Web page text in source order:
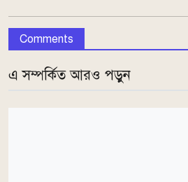
Comments
এ সম্পর্কিত আরও পড়ুন